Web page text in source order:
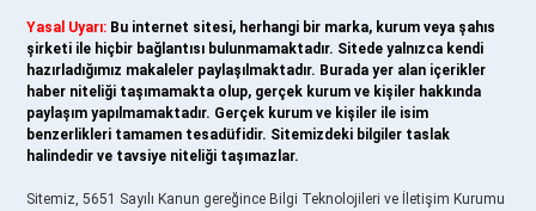
Yasal Uyarı: Bu internet sitesi, herhangi bir marka, kurum veya şahıs
şirketi ile hiçbir bağlantısı bulunmamaktadır. Sitede yalnızca kendi
hazırladığımız makaleler paylaşılmaktadır. Burada yer alan içerikler
haber niteliği taşımamakta olup, gerçek kurum ve kişiler hakkında
paylaşım yapılmamaktadır. Gerçek kurum ve kişiler ile isim
benzerlikleri tamamen tesadüfidir. Sitemizdeki bilgiler taslak
halindedir ve tavsiye niteliği taşımazlar.
Sitemiz, 5651 Sayılı Kanun gereğince Bilgi Teknolojileri ve İletişim Kurumu